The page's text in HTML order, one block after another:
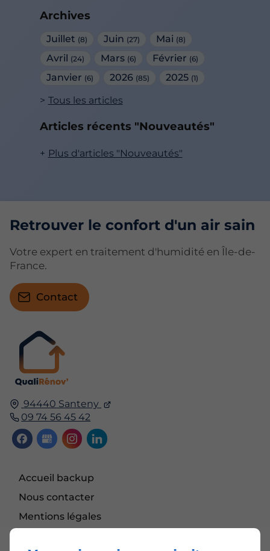
Archives
Juillet (8) Juin (27) Mai (8)
Avril (24) Mars (6) Février (6)
Janvier (6) 2026 (85) 2025 (1)
Tous les articles
Articles récents "Nouveautés"
Plus d'articles "Nouveautés"
94440 Santeny
09 74 56 45 42
Accueil backup
Nous contacter
Mentions légales
Retrouver le confort d'un air sain
Votre expert en traitement d'humidité en Île-de-
France.
Contact